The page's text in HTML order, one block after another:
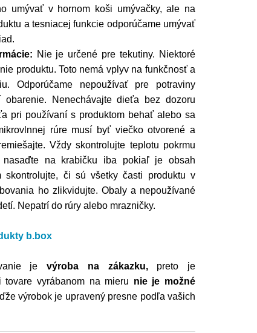
umývať v hornom koši umývačky, ale na
a tesniacej funkcie odporúčame umývať
Nie je určené pre tekutiny. Niektoré
produktu. Toto nemá vplyv na funkčnosť a
Odporúčame nepoužívať pre potraviny
Nenechávajte dieťa bez dozoru
pri používaní s produktom behať alebo sa
rúre musí byť viečko otvorené a
Vždy skontrolujte teplotu pokrmu
na krabičku iba pokiaľ je obsah
skontrolujte, či sú všetky časti produktu v
ho zlikvidujte. Obaly a nepoužívané
Nepatrí do rúry alebo mrazničky.
b.box
je výroba na zákazku,preto je
tovare vyrábanom na mieru nie je možné
výrobok je upravený presne podľa vašich